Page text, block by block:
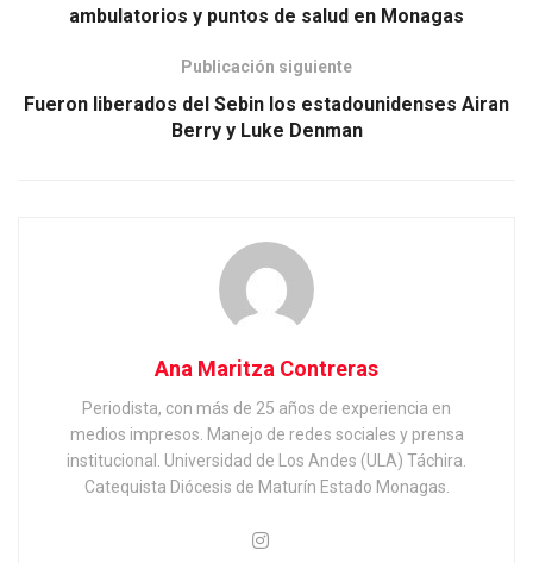
ambulatorios y puntos de salud en Monagas
Publicación siguiente
Fueron liberados del Sebin los estadounidenses Airan
Berry y Luke Denman
Ana Maritza Contreras
Periodista, con más de 25 años de experiencia en
medios impresos. Manejo de redes sociales y prensa
institucional. Universidad de Los Andes (ULA) Táchira.
Catequista Diócesis de Maturín Estado Monagas.